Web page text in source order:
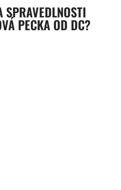
SPRAVEDLNOSTI
PECKA OD DC?